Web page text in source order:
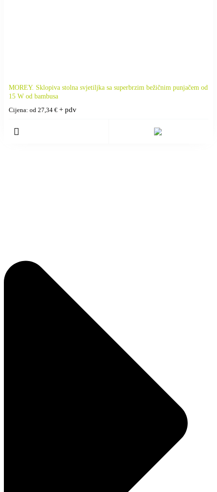
MOREY. Sklopiva stolna svjetiljka sa superbrzim bežičnim punjačem od
15 W od bambusa
Cijena: od 27,34 € + pdv